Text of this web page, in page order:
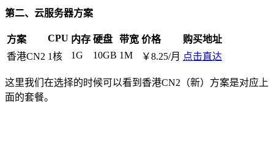
第二、云服务器方案
方案 CPU 内存 硬盘 带宽 价格
购买地址
香港CN2 1核 1G 10GB 1M ￥8.25/月 点击直达
这里我们在选择的时候可以看到香港CN2（新）方案是对应上
面的套餐。